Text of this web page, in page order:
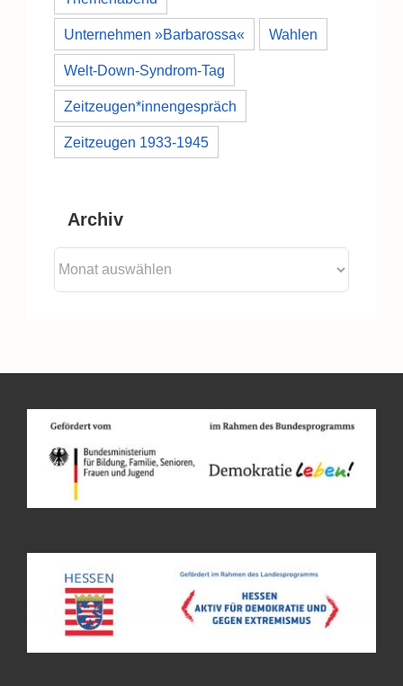
Unternehmen »Barbarossa« Wahlen
Welt-Down-Syndrom-Tag
Zeitzeugen*innengespräch
Zeitzeugen 1933-1945
Archiv